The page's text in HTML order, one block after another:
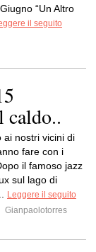
“Un Altro
il seguito
caldo..
ai nostri vicini di
fare con i
il famoso jazz
sul lago di
Leggere il seguito
Gianpaolotorres